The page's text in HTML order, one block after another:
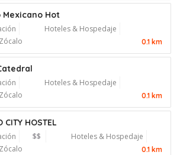
Mexicano Hot
Hoteles & Hospedaje
0.1 km
Hoteles & Hospedaje
0.1 km
CITY HOSTEL
$$
Hoteles & Hospedaje
0.1 km